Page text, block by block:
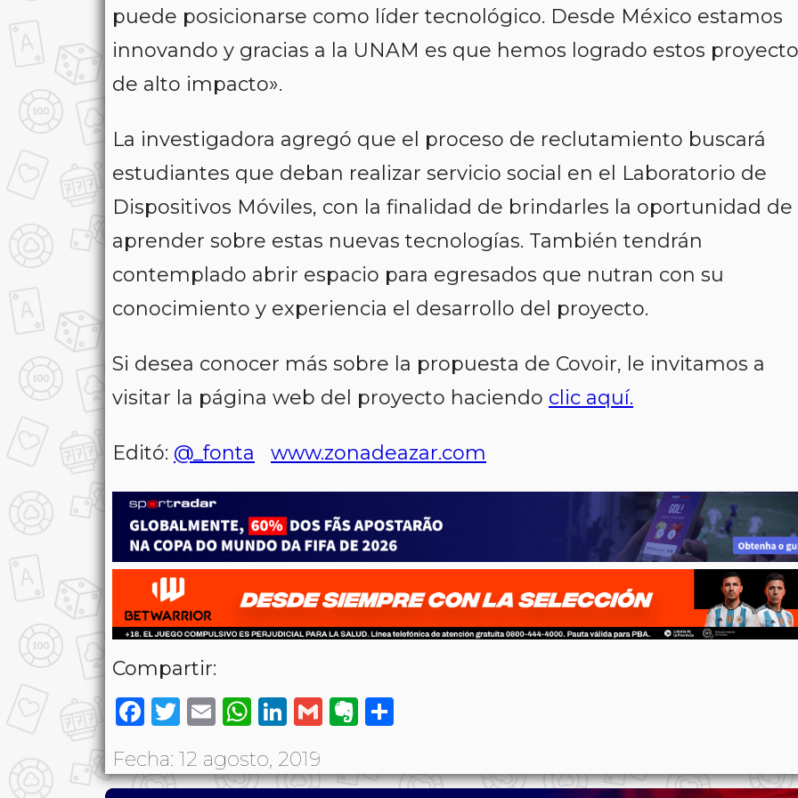
puede posicionarse como líder tecnológico. Desde México estamos
innovando y gracias a la UNAM es que hemos logrado estos
de alto impacto».
La investigadora agregó que el proceso de reclutamiento buscará
estudiantes que deban realizar servicio social en el Laboratorio de
Dispositivos Móviles, con la finalidad de brindarles la oportunidad de
aprender sobre estas nuevas tecnologías. También tendrán
contemplado abrir espacio para egresados que nutran con su
conocimiento y experiencia el desarrollo del proyecto.
Si desea conocer más sobre la propuesta de Covoir, le invitamos a
visitar la página web del proyecto haciendo clic aquí.
Editó: @_fonta www.zonadeazar.com
Compartir:
Facebook
Twitter
EmailWhatsApp
LinkedIn
GmailEvernote
Fecha: 12 agosto, 2019